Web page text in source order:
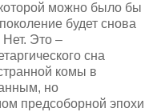
можно было бы
будет снова
Нет. Это –
сна
комы в
но
предсоборной эпохи